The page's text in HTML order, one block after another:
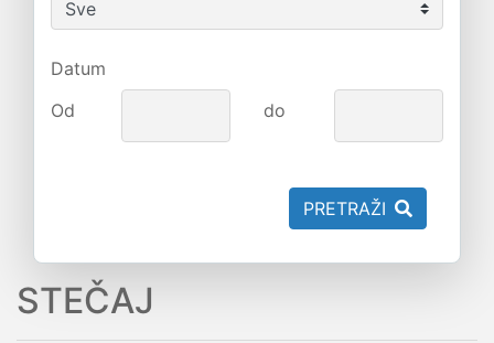
Datum
Od
do
PRETRAŽI
STEČAJ